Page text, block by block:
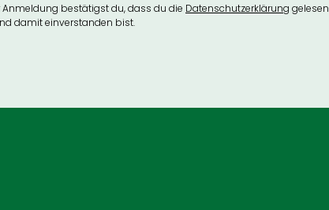
Anmeldung bestätigst du, dass du die Datenschutzerklärung gelesen
damit einverstanden bist.